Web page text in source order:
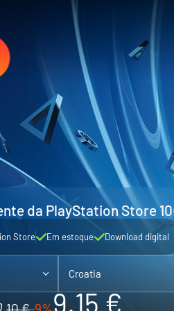
da PlayStation Store
Store Em estoque Download digital
Croatia
9.15 €